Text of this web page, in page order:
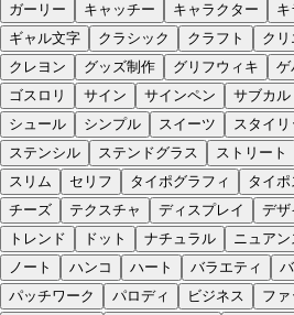
ガーリー
キャッチー キャラクター キ
ギャル文字
クラシック クラフト クリ
クレヨン
グッズ制作 グリフウィキ ゲ
ゴスロリ
サイン サインペン サブカル
シュール
シンプル スイーツ スタイリ
ステンシル
ステンドグラス ストリート
スリム
セリフ タイポグラフィ タイ
チーズ
テクスチャ ディスプレイ デザ
トレンド
ドット ナチュラル ニュアン
ノート
ハンコ ハート バラエティ
パッチワーク
パロディ ビジネス ファ